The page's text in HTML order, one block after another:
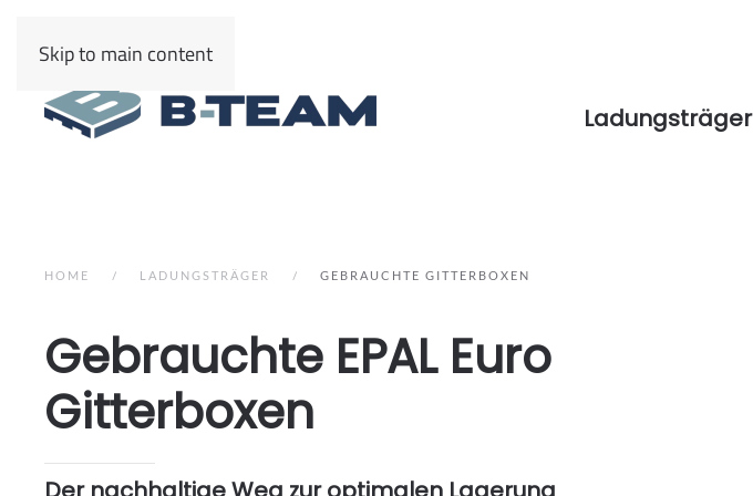
Skip to main content
Ladungsträger
HOME LADUNGSTRÄGER GEBRAUCHTE GITTERBOXEN
Gebrauchte EPAL Euro
Gitterboxen